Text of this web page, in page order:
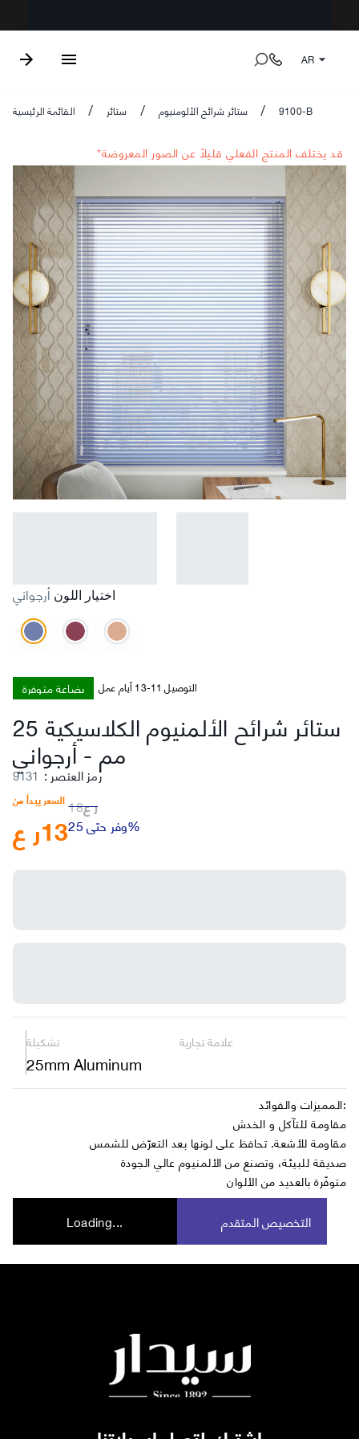
AR
القائمة الرئيسية / ستائر / ستائر شرائح الألومنيوم / 9100-B
*قد يختلف المنتج الفعلي قليلاً عن الصور المعروضة
اختيار اللون أرجواني
بضاعة متوفرة التوصيل 11-13 أيام عمل
ستائر شرائح الألمنيوم الكلاسيكية 25
مم-أرجواني
رمز العنصر:
9131
السعر يبدأ من
ر ع13
ر ع18
وفر حتى 25%
تشكيلة
25mm Aluminum
علامة تجارية
المميزات والفوائد:
مقاومة للتآكل و الخدش
مقاومة للأشعة. تحافظ على لونها بعد التعرّض للشمس
صديقة للبيئة، وتصنع من الألمنيوم عالي الجودة
متوفّرة بالعديد من الألوان
Loading... التخصيص المتقدم